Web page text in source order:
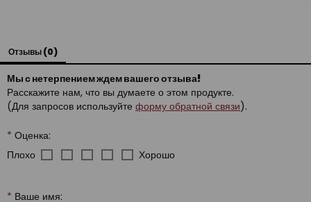
Отзывы (0)
Мы с нетерпением ждем вашего отзыва!
Расскажите нам, что вы думаете о этом продукте.
(Для запросов используйте форму обратной связи).
* Оценка:
Плохо
Хорошо
* Ваше имя: